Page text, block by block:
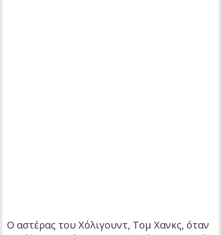
Ο αστέρας του Χόλιγουντ, Τομ Χανκς, όταν